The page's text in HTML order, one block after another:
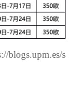
blogs.upm.es/s